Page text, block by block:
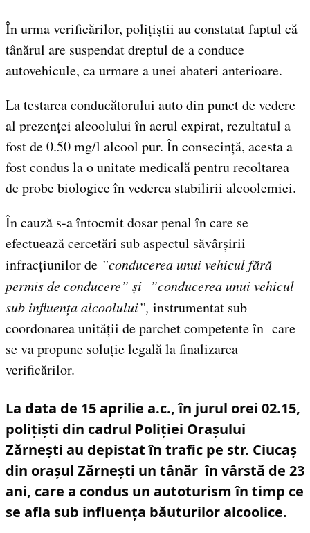
În urma verificărilor, polițiștii au constatat faptul că
tânărul are suspendat dreptul de a conduce
autovehicule, ca urmare a unei abateri anterioare.
La testarea conducătorului auto din punct de vedere
al prezenței alcoolului în aerul expirat, rezultatul a
fost de 0.50 mg/l alcool pur. În consecință, acesta a
fost condus la o unitate medicală pentru recoltarea
de probe biologice în vederea stabilirii alcoolemiei.
În cauză s-a întocmit dosar penal în care se
efectuează cercetări sub aspectul săvârșirii
infracțiunilor de ”conducerea unui vehicul fără
permis de conducere” și ”conducerea unui vehicul
sub influența alcoolului”, instrumentat sub
coordonarea unității de parchet competente în care
se va propune soluție legală la finalizarea
verificărilor.
La data de 15 aprilie a.c., în jurul orei 02.15,
polițiști din cadrul Poliției Orașului
Zărnești au depistat în trafic pe str. Ciucaș
din orașul Zărnești un tânăr în vârstă de 23
ani, care a condus un autoturism în timp ce
se afla sub influența băuturilor alcoolice.